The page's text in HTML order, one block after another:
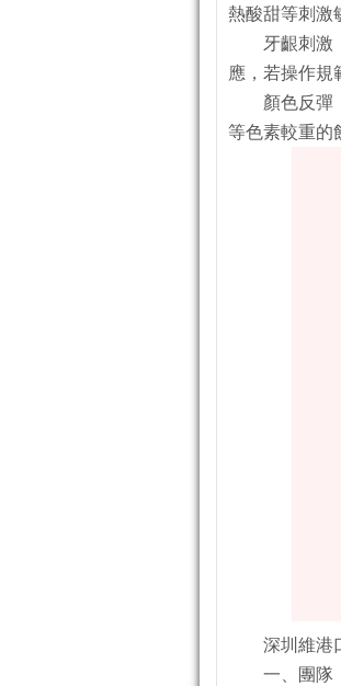
熱酸甜等刺激
牙齦刺激
應，若操作規
顏色反彈
等色素較重的
深圳維港
一、團隊